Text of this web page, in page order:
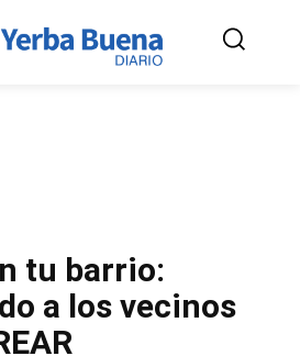
tu barrio:
a los vecinos